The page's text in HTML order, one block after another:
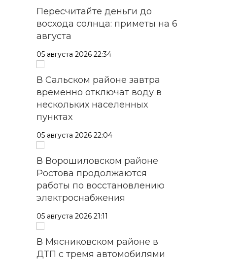
Пересчитайте деньги до
восхода солнца: приметы на 6
августа
05 августа 2026 22:34
В Сальском районе завтра
временно отключат воду в
нескольких населенных
пунктах
05 августа 2026 22:04
В Ворошиловском районе
Ростова продолжаются
работы по восстановлению
электроснабжения
05 августа 2026 21:11
В Мясниковском районе в
ДТП с тремя автомобилями